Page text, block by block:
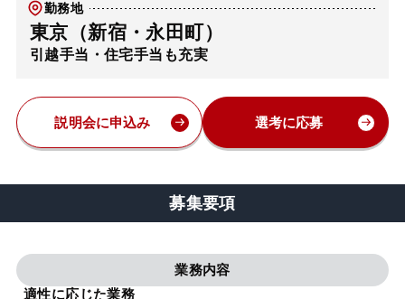
勤務地
東京（新宿・永田町）
引越手当・住宅手当も充実
説明会に申込み 選考に応募
募集要項
業務内容
適性に応じた業務
アクセス
弁護士・税理士
お知らせ